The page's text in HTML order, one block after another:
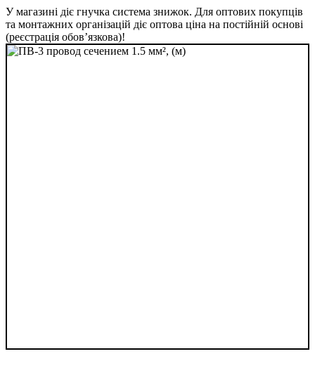
У магазині діє гнучка система знижок. Для оптових покупців
та монтажних організацій діє оптова ціна на постійній основі
(реєстрація обов’язкова)!